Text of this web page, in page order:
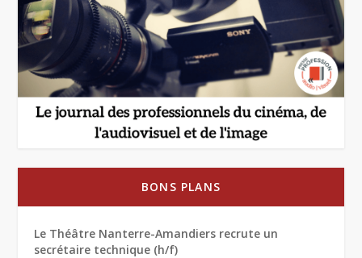
BONS PLANS
Le Théâtre Nanterre-Amandiers recrute un
secrétaire technique (h/f)